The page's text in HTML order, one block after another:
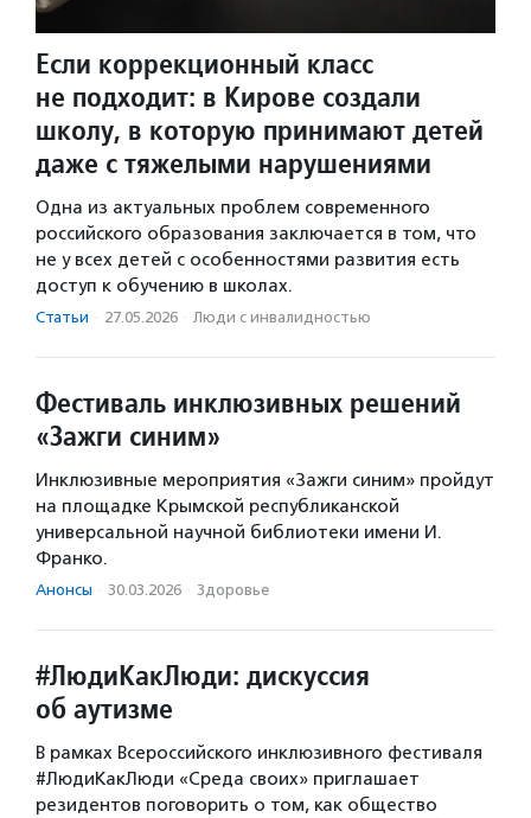
Если коррекционный класс
не подходит: в Кирове создали
школу, в которую принимают детей
даже с тяжелыми нарушениями
Одна из актуальных проблем современного
российского образования заключается в том, что
не у всех детей с особенностями развития есть
доступ к обучению в школах.
Статьи · 27.05.2026 · Люди с инвалидностью
Фестиваль инклюзивных решений
«Зажги синим»
Инклюзивные мероприятия «Зажги синим» пройдут
на площадке Крымской республиканской
универсальной научной библиотеки имени И.
Франко.
Анонсы · 30.03.2026 · Здоровье
#ЛюдиКакЛюди: дискуссия
об аутизме
В рамках Всероссийского инклюзивного фестиваля
#ЛюдиКакЛюди «Среда своих» приглашает
резидентов поговорить о том, как общество